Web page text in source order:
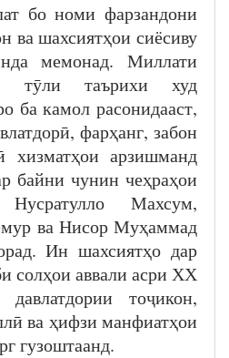
бо номи фарзандони
ва шахсиятҳои сиёсиву
мемонад. Миллати
тӯли таърихи худ
ба камол расонидааст,
фарҳанг, забон
хизматҳои арзишманд
байни чунин чеҳраҳои
Махсум,
ва Нисор Муҳаммад
Ин шахсиятҳо дар
солҳои аввали асри ХХ
тоҷикон,
ва ҳифзи манфиатҳои
гузоштаанд.